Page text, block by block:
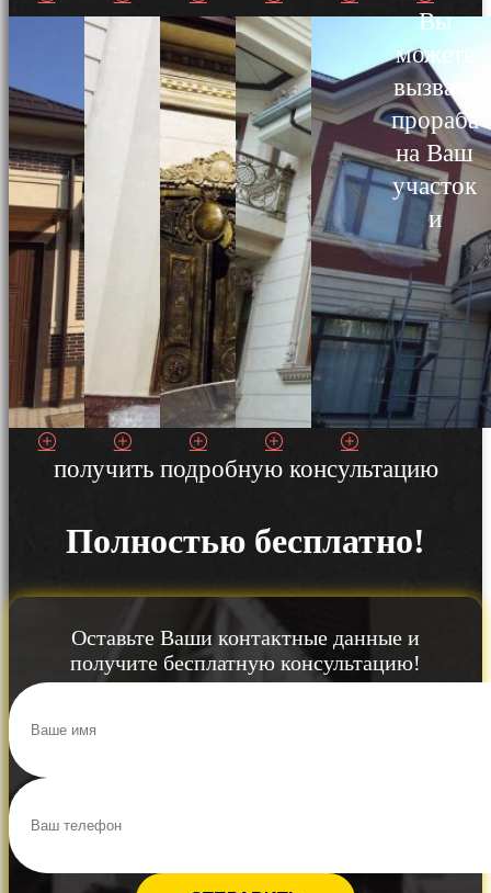
Вы
можете
вызвать
прораба
на Ваш
участок
и
получить подробную консультацию
Полностью бесплатно!
Оставьте Ваши контактные данные и
получите бесплатную консультацию!